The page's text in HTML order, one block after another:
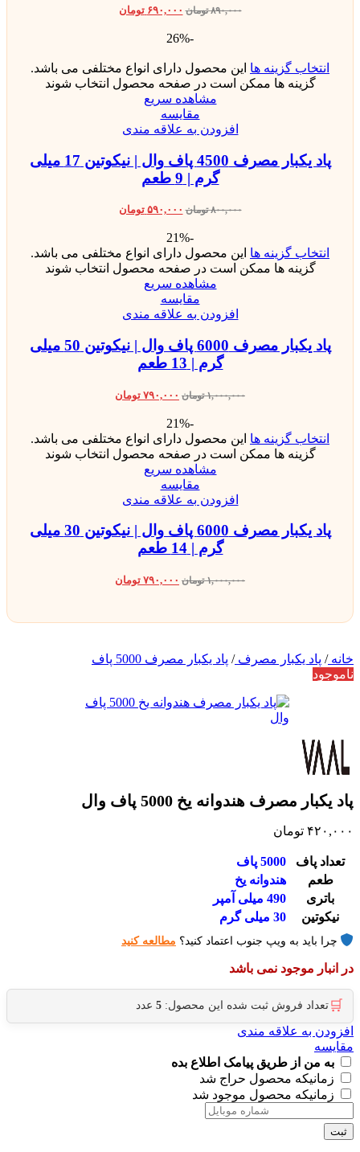
۸۹۰,۰۰۰ تومان ۶۹۰,۰۰۰ تومان
-26%
انتخاب گزینه ها این محصول دارای انواع مختلفی می باشد.
گزینه ها ممکن است در صفحه محصول انتخاب شوند
مشاهده سریع
مقایسه
افزودن به علاقه مندی
پاد یکبار مصرف 4500 پاف وال | نیکوتین 17 میلی
گرم | 9 طعم
۸۰۰,۰۰۰ تومان ۵۹۰,۰۰۰ تومان
-21%
انتخاب گزینه ها این محصول دارای انواع مختلفی می باشد.
گزینه ها ممکن است در صفحه محصول انتخاب شوند
مشاهده سریع
مقایسه
افزودن به علاقه مندی
پاد یکبار مصرف 6000 پاف وال | نیکوتین 50 میلی
گرم | 13 طعم
۱,۰۰۰,۰۰۰ تومان ۷۹۰,۰۰۰ تومان
-21%
انتخاب گزینه ها این محصول دارای انواع مختلفی می باشد.
گزینه ها ممکن است در صفحه محصول انتخاب شوند
مشاهده سریع
مقایسه
افزودن به علاقه مندی
پاد یکبار مصرف 6000 پاف وال | نیکوتین 30 میلی
گرم | 14 طعم
۱,۰۰۰,۰۰۰ تومان ۷۹۰,۰۰۰ تومان
خانه/ پاد یکبار مصرف/ پاد یکبار مصرف 5000 پاف
ناموجود
پاد یکبار مصرف هندوانه یخ 5000 پاف وال
۴۲۰,۰۰۰ تومان
تعداد پاف
5000 پاف
طعم
هندوانه یخ
باتری
490 میلی آمپر
نیکوتین
30 میلی گرم
چرا باید به ویپ جنوب اعتماد کنید؟ مطالعه کنید
در انبار موجود نمی باشد
🛒 تعداد فروش ثبت شده این محصول: 5 عدد
افزودن به علاقه مندی
مقایسه
به من از طریق پیامک اطلاع بده
زمانیکه محصول حراج شد
زمانیکه محصول موجود شد
ثبت